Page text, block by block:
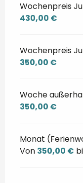
Wochenpreis
430,00 €
Wochenpreis
350,00 €
Woche
350,00 €
Monat
Von 350,00 €